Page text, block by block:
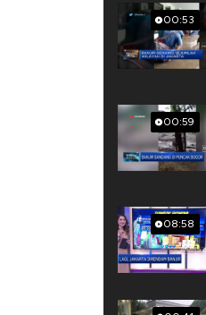
00:53
00:59
08:58